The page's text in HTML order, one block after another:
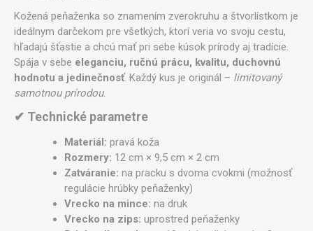
Kožená peňaženka so znamením zverokruhu a štvorlístkom je
ideálnym darčekom pre všetkých, ktorí veria vo svoju cestu,
hľadajú šťastie a chcú mať pri sebe kúsok prírody aj tradície.
Spája v sebe eleganciu, ručnú prácu, kvalitu, duchovnú
hodnotu a jedinečnosť. Každý kus je originál – limitovaný
samotnou prírodou.
✔ Technické parametre
Materiál: pravá koža
Rozmery: 12 cm × 9,5 cm × 2 cm
Zatváranie: na pracku s dvoma cvokmi (možnosť
regulácie hrúbky peňaženky)
Vrecko na mince: na druk
Vrecko na zips: uprostred peňaženky